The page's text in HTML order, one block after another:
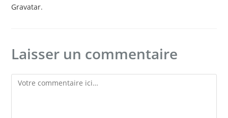
Gravatar.
Laisser un commentaire